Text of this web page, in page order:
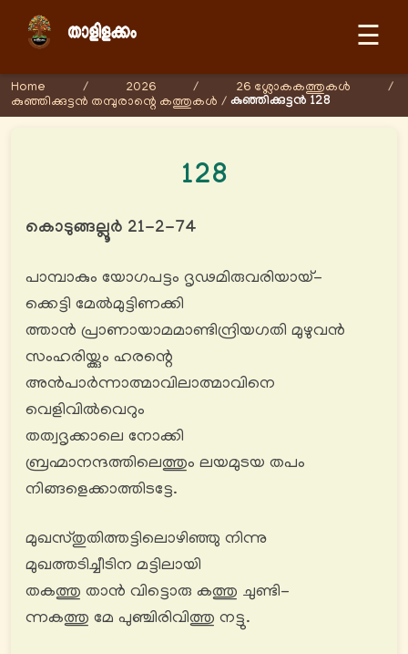
☰
Home / 2026 / 26 ശ്ലോകകത്തുകള്‍
/
കുഞ്ഞിക്കുട്ടൻ തമ്പുരാന്റെ കത്തുകള്‍ / കുഞ്ഞിക്കുട്ടൻ 128
128
കൊടുങ്ങല്ലൂർ 21-2-74
പാമ്പാകും യോഗപട്ടം ദൃഢമിരുവരിയായ്-
ക്കെട്ടി മേൽമുട്ടിണക്കി
ത്താൻ പ്രാണായാമമാണ്ടിന്ദ്രിയഗതി മുഴുവൻ
സംഹരിയ്ക്കും ഹരന്റെ
അൻപാര്‍ന്നാത്മാവിലാത്മാവിനെ
വെളിവിൽവെറും
തത്വദൃക്കാലെ നോക്കി
ബ്രഹ്മാനന്ദത്തിലെത്തും ലയമുടയ തപം
നിങ്ങളെക്കാത്തിടട്ടേ.
മുഖസ്തുതിത്തട്ടിലൊഴിഞ്ഞു നിന്നു
മുഖത്തടിച്ചീടിന മട്ടിലായി
തകത്തു താൻ വിട്ടൊരു കത്തു ചുണ്ടി-
ന്നകത്തു മേ പുഞ്ചിരിവിത്തു നട്ടു.